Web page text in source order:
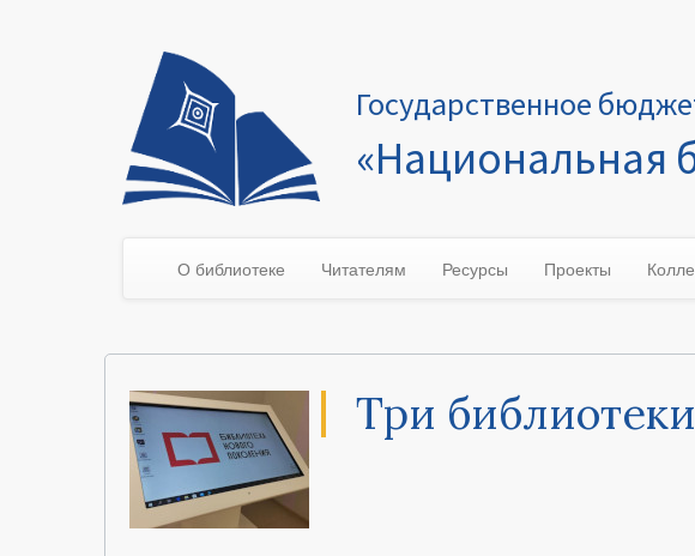
Государственное
«Национальная
О библиотеке Читателям Ресурсы Проекты
Три